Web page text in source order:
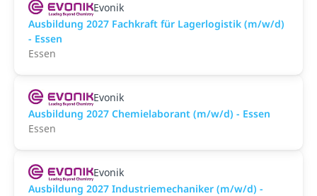
Evonik
Ausbildung 2027 Fachkraft für Lagerlogistik (m/w/d)
- Essen
Essen
Evonik
Ausbildung 2027 Chemielaborant (m/w/d) - Essen
Essen
Evonik
Ausbildung 2027 Industriemechaniker (m/w/d) -